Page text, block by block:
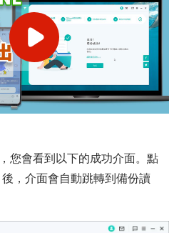
您會看到以下的成功介面。點
，介面會自動跳轉到備份讀